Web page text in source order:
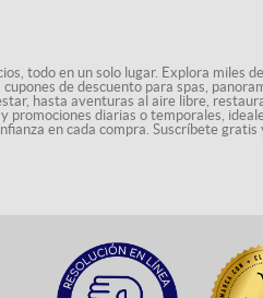
todo en un solo lugar. Explora miles
de descuento para spas,
hasta aventuras al aire libre,
promociones diarias o temporales,
en cada compra. Suscríbete